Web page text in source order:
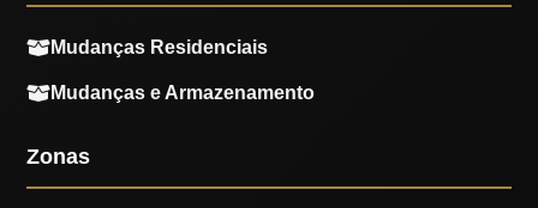
Mudanças Residenciais
Mudanças e Armazenamento
Zonas